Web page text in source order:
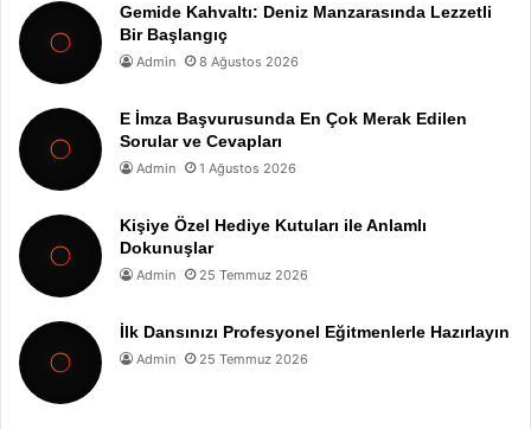
Gemide Kahvaltı: Deniz Manzarasında Lezzetli
Bir Başlangıç
Admin 8 Ağustos 2026
E İmza Başvurusunda En Çok Merak Edilen
Sorular ve Cevapları
Admin 1 Ağustos 2026
Kişiye Özel Hediye Kutuları ile Anlamlı
Dokunuşlar
Admin 25 Temmuz 2026
İlk Dansınızı Profesyonel Eğitmenlerle Hazırlayın
Admin 25 Temmuz 2026